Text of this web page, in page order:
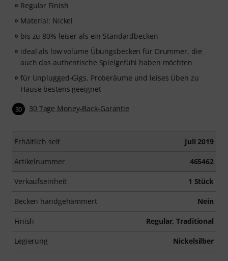
Regular Finish
Material: Nickel
bis zu 80% leiser als ein Standardbecken
ideal als low volume Übungsbecken für Drummer, die
auch das authentische Spielgefühl haben möchten
für Unplugged-Gigs, Proberäume und leises Üben zu
Hause bestens geeignet
30 30 Tage Money-Back-Garantie
Erhältlich seit Juli 2019
Artikelnummer 465462
Verkaufseinheit 1 Stück
Becken handgehämmert Nein
Finish Regular, Traditional
Legierung Nickelsilber